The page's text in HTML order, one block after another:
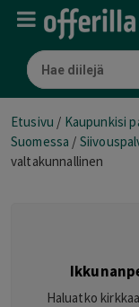
Etusivu / Kaupunkisi
Suomessa /
valtakunnallinen
Haluatko